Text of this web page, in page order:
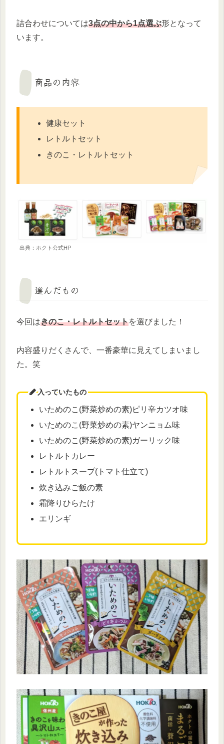
詰合わせについては3点の中から1点選ぶ形となって
います。
商品の内容
健康セット
レトルトセット
きのこ・レトルトセット
出典：ホクト公式HP
選んだもの
今回はきのこ・レトルトセットを選びました！
内容盛りだくさんで、一番豪華に見えてしまいまし
た。笑
入っていたもの
いためのこ(野菜炒めの素)ピリ辛カツオ味
いためのこ(野菜炒めの素)ヤンニョム味
いためのこ(野菜炒めの素)ガーリック味
レトルトカレー
レトルトスープ(トマト仕立て)
炊き込みご飯の素
霜降りひらたけ
エリンギ